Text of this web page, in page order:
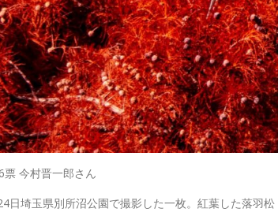
今村晋一郎さん
日埼玉県別所沼公園で撮影した一枚。紅葉した落羽